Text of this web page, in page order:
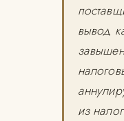
вывод
из